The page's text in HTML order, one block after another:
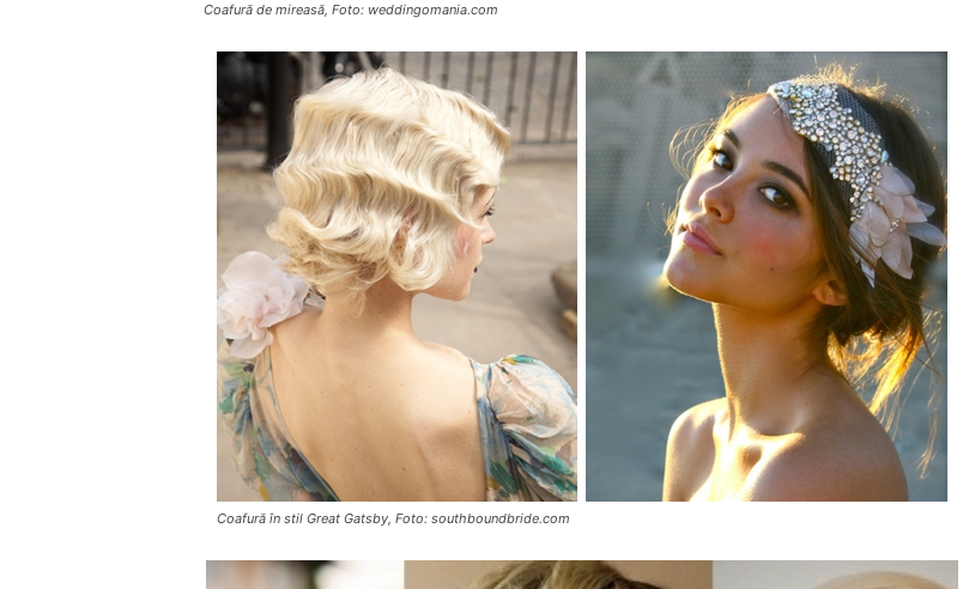
Coafură de mireasă, Foto: weddingomania.com
Coafură în stil Great Gatsby, Foto: southboundbride.com